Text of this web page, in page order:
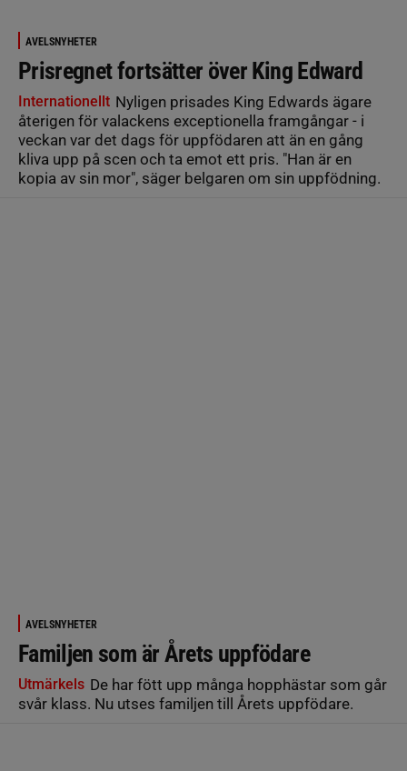
AVELSNYHETER
Prisregnet fortsätter över King Edward
Internationellt Nyligen prisades King Edwards ägare
återigen för valackens exceptionella framgångar - i
veckan var det dags för uppfödaren att än en gång
kliva upp på scen och ta emot ett pris. "Han är en
kopia av sin mor", säger belgaren om sin uppfödning.
AVELSNYHETER
Familjen som är Årets uppfödare
Utmärkels De har fött upp många hopphästar som går
svår klass. Nu utses familjen till Årets uppfödare.